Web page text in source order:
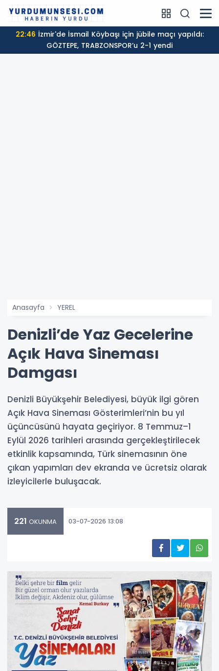
22:46
GÖZTEPE, TRABZONSPOR’u 2-1 yendi
Anasayfa YEREL
Denizli’de Yaz Gecelerine
Açık Hava Sineması
Damgası
Denizli Büyükşehir Belediyesi, büyük ilgi gören
Açık Hava Sineması Gösterimleri’nin bu yıl
üçüncüsünü hayata geçiriyor. 8 Temmuz–1
Eylül 2026 tarihleri arasında gerçekleştirilecek
etkinlik kapsamında, Türk sinemasının öne
çıkan yapımları dev ekranda ve ücretsiz olarak
izleyicilerle buluşacak.
221 OKUNMA 03-07-2026 13:08